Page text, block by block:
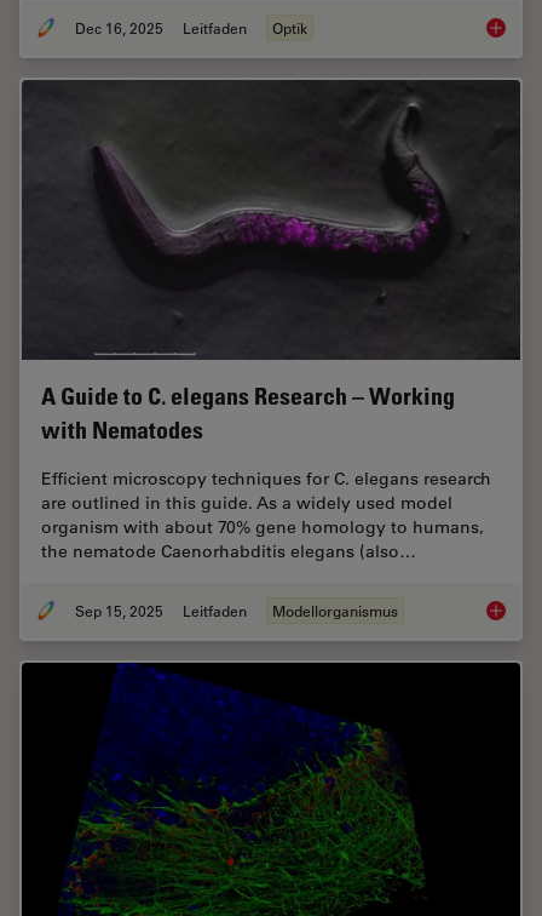
Dec 16, 2025 Leitfaden Optik Factors
A Guide to C. elegans Research – Working
with Nematodes
Efficient microscopy techniques for C. elegans research
are outlined in this guide. As a widely used model
organism with about 70% gene homology to humans,
the nematode Caenorhabditis elegans (also…
Sep 15, 2025 Leitfaden Modellorganismus A